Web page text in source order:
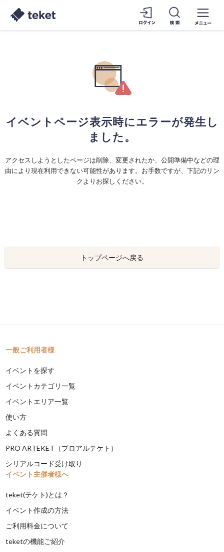
イベントページ表示時にエラーが発生し
ました。
アクセスしようとしたページは削除、変更されたか、公開準備中などの理
由により現在利用できない可能性があります。お手数ですが、下記のリン
クよりお探しください。
トップページへ戻る
一般ご利用者様
イベントを探す
イベントカテゴリ一覧
イベントエリア一覧
使い方
よくある質問
PRO ARTEKET（プロアルテケト）
シリアルコード受け取り
イベント主催者様へ
teket(テケト)とは？
イベント作成の方法
ご利用料金について
teketの機能ご紹介